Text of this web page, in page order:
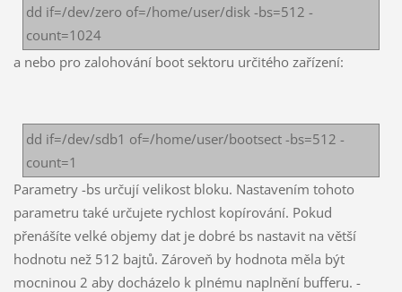
dd if=/dev/zero of=/home/user/disk -bs=512 -
count=1024
a nebo pro zalohování boot sektoru určitého zařízení:
dd if=/dev/sdb1 of=/home/user/bootsect -bs=512 -
count=1
Parametry -bs určují velikost bloku. Nastavením tohoto
parametru také určujete rychlost kopírování. Pokud
přenášíte velké objemy dat je dobré bs nastavit na větší
hodnotu než 512 bajtů. Zároveň by hodnota měla být
mocninou 2 aby docházelo k plnému naplnění bufferu. -